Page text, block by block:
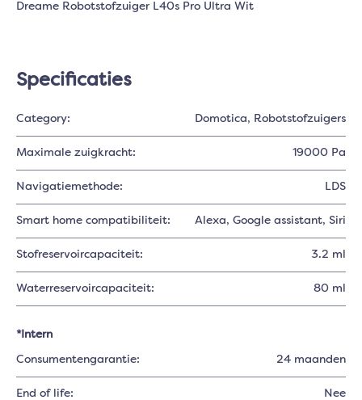
Dreame Robotstofzuiger L40s Pro Ultra Wit
Specificaties
Category: Domotica, Robotstofzuigers
Maximale zuigkracht: 19000 Pa
Navigatiemethode: LDS
Smart home compatibiliteit: Alexa, Google assistant, Siri
Stofreservoircapaciteit: 3.2 ml
Waterreservoircapaciteit: 80 ml
*Intern
Consumentengarantie: 24 maanden
End of life: Nee